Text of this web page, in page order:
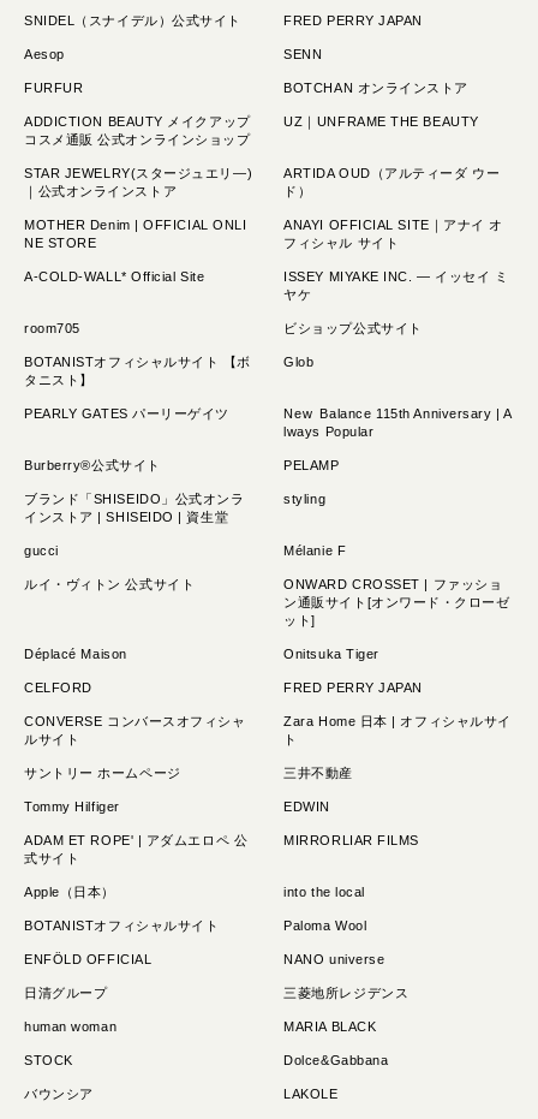
SNIDEL（スナイデル）公式サイト FRED PERRY JAPAN
Aesop SENN
FURFUR BOTCHAN オンラインストア
ADDICTION BEAUTY メイクアップ
コスメ通販 公式オンラインショップ
UZ｜UNFRAME THE BEAUTY
STAR JEWELRY(スタージュエリ―)
｜公式オンラインストア
ARTIDA OUD（アルティーダ ウー
ド）
MOTHER Denim | OFFICIAL ONLI
NE STORE
ANAYI OFFICIAL SITE｜アナイ オ
フィシャル サイト
A-COLD-WALL* Official Site
ISSEY MIYAKE INC. — イッセイ ミ
ヤケ
room705 ビショップ公式サイト
BOTANISTオフィシャルサイト 【ボ
タニスト】
Glob
PEARLY GATES パーリーゲイツ
New Balance 115th Anniversary | A
lways Popular
Burberry®公式サイト PELAMP
ブランド「SHISEIDO」公式オンラ
インストア | SHISEIDO | 資生堂
styling
gucci Mélanie F
ルイ・ヴィトン 公式サイト
ONWARD CROSSET | ファッショ
ン通販サイト[オンワード・クローゼ
ット]
Déplacé Maison Onitsuka Tiger
CELFORD FRED PERRY JAPAN
CONVERSE コンバースオフィシャ
ルサイト
Zara Home 日本 | オフィシャルサイ
ト
サントリー ホームページ 三井不動産
Tommy Hilfiger EDWIN
ADAM ET ROPE' | アダムエロペ 公
式サイト
MIRRORLIAR FILMS
Apple（日本） into the local
BOTANISTオフィシャルサイト Paloma Wool
ENFÖLD OFFICIAL NANO universe
日清グループ 三菱地所レジデンス
human woman MARIA BLACK
STOCK Dolce&Gabbana
バウンシア LAKOLE